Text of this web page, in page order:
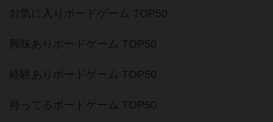
お気に入りボードゲーム TOP50
興味ありボードゲーム TOP50
経験ありボードゲーム TOP50
持ってるボードゲーム TOP50